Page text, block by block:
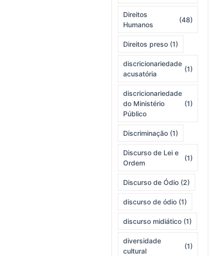
Direitos
Humanos
(48)
Direitos preso (1)
discricionariedade
acusatória
(1)
discricionariedade
do Ministério
Público
(1)
Discriminação (1)
Discurso de Lei e
Ordem
(1)
Discurso de Ódio (2)
discurso de ódio (1)
discurso midiático (1)
diversidade
cultural
(1)